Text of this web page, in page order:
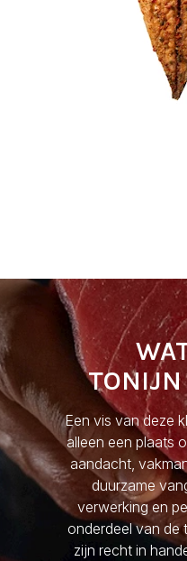
Een vis van deze
alleen een plaats
aandacht,
duurzame
verwerking en
onderdeel van de
zijn recht in